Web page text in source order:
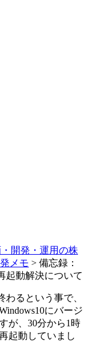
開発・運用の株
メモ > 備忘録：
起動解決について
わるという事で、
にバージ
が、30分から1時
起動していまし